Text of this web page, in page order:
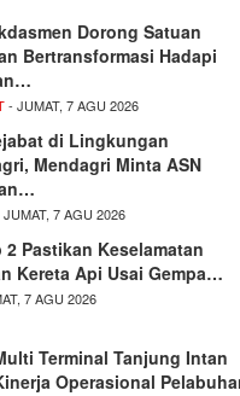
Dorong Satuan
Bertransformasi Hadapi
- JUMAT, 7 AGU 2026
di Lingkungan
Mendagri Minta ASN
JUMAT, 7 AGU 2026
2 Pastikan Keselamatan
Kereta Api Usai Gempa…
7 AGU 2026
Terminal Tanjung Intan
Operasional